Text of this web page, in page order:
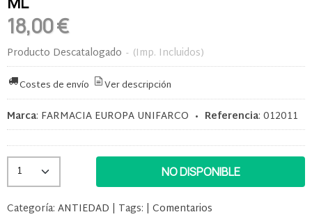
18,00 €
Producto Descatalogado - (Imp. Incluidos)
Costes de envío Ver descripción
Marca: FARMACIA EUROPA UNIFARCO • Referencia: 012011
NO DISPONIBLE
Categoría: ANTIEDAD | Tags: | Comentarios